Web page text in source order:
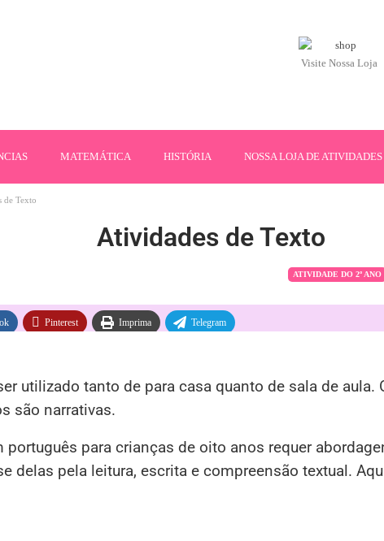
Visite Nossa Loja
MATEMÁTICA HISTÓRIA NOSSA LOJA DE ATIVIDADES
de Texto
Atividades de Texto
ATIVIDADE DO 2º ANO
Pinterest Imprima Telegram
utilizado tanto de para casa quanto de sala de aula.
são narrativas.
português para crianças de oito anos requer
delas pela leitura, escrita e compreensão textual.